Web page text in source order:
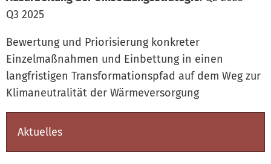
Q3 2025
Bewertung und Priorisierung konkreter
Einzelmaßnahmen und Einbettung in einen
langfristigen Transformationspfad auf dem Weg zur
Klimaneutralität der Wärmeversorgung
Aktuelles